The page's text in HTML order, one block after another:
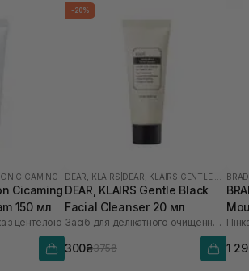
CICAMING
Cicaming
150 мл
з центелою
-20%
DEAR, KLAIRS
DEAR, KLAIRS Gentle Black
Facial Cleanser 20 мл
Засіб для делікатного очищення обличчя
300₴375₴ 1